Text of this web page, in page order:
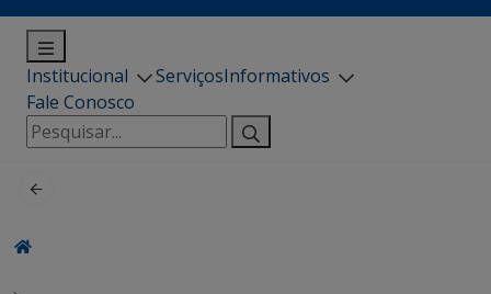
Institucional ServiçosInformativos
Fale Conosco
Pesquisar
por: